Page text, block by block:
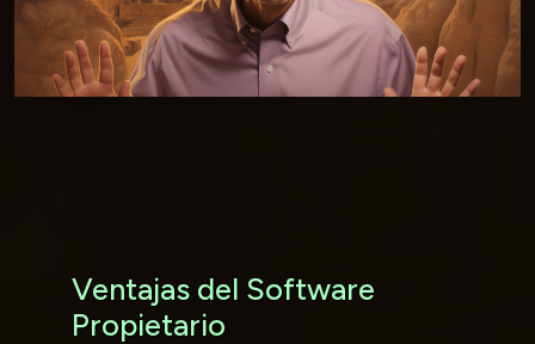
Ventajas del Software
Propietario